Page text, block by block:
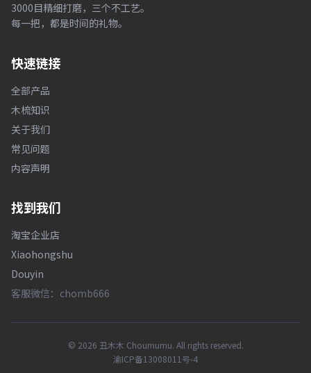
3000目精细打磨，三个不工艺。
每一把，都是时间的礼物。
快速链接
全部产品
木梳知识
关于我们
常见问题
内容声明
找到我们
淘宝企业店
Xiaohongshu
Douyin
客服微信：chomb666
© 2026 丑木木 Choumumu. All rights reserved.
渝ICP备13008011号-4